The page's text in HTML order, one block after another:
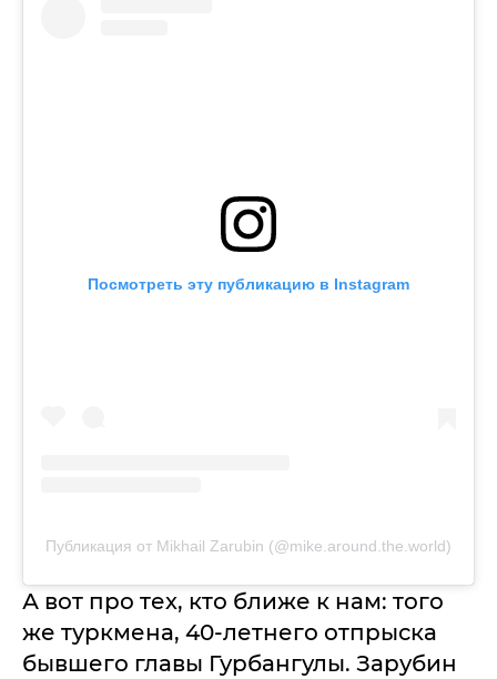
Посмотреть эту публикацию в Instagram
Публикация от Mikhail Zarubin (@mike.around.the.world)
А вот про тех, кто ближе к нам: того
же туркмена, 40-летнего отпрыска
бывшего главы Гурбангулы. Зарубин